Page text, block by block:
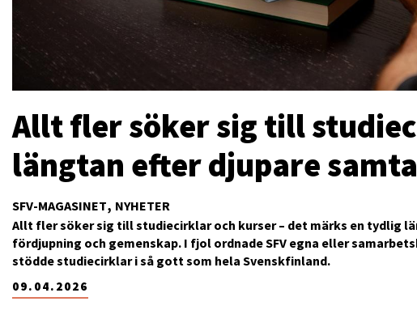
SFV-MAGASINET NYHETER
Allt fler söker sig till
längtan efter djupare
09.04.2026
Allt fler söker sig till studiecirklar och kurser – det märks en tydlig
fördjupning och gemenskap. I fjol ordnade SFV egna eller
stödde studiecirklar i så gott som hela Svenskfinland.